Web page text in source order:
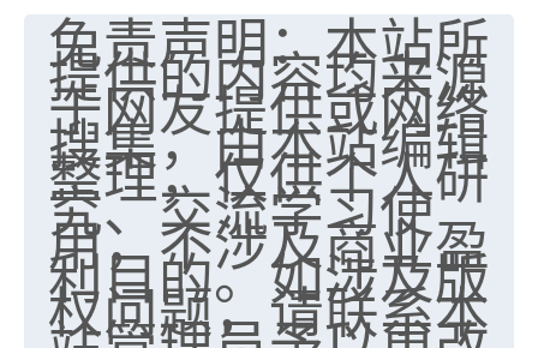
免责声明：本站所
提供的内容均来源
于网友提供或网络
搜集，由本站编辑
整理，仅供个人研
究、交流学习使
用，不涉及商业盈
利目的。如涉及版
权问题，请联系本